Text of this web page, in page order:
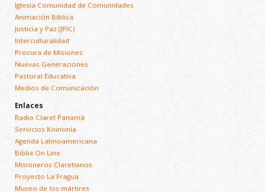
Iglesia Comunidad de Comunidades
Animación Bíblica
Justicia y Paz (JPIC)
Interculturalidad
Procura de Misiones
Nuevas Generaciones
Pastoral Educativa
Medios de Comunicación
Enlaces
Radio Claret Panamá
Servicios Koinonía
Agenda Latinoamericana
Biblia On Line
Misioneros Claretianos
Proyecto La Fragua
Museo de los mártires